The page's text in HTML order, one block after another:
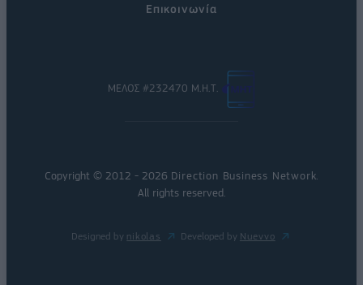
Επικοινωνία
ΜΕΛΟΣ #232470 Μ.Η.Τ.
Copyright © 2012 - 2026 Direction Business Network
All rights reserved.
Designed by nikolas Developed by Nuevvo